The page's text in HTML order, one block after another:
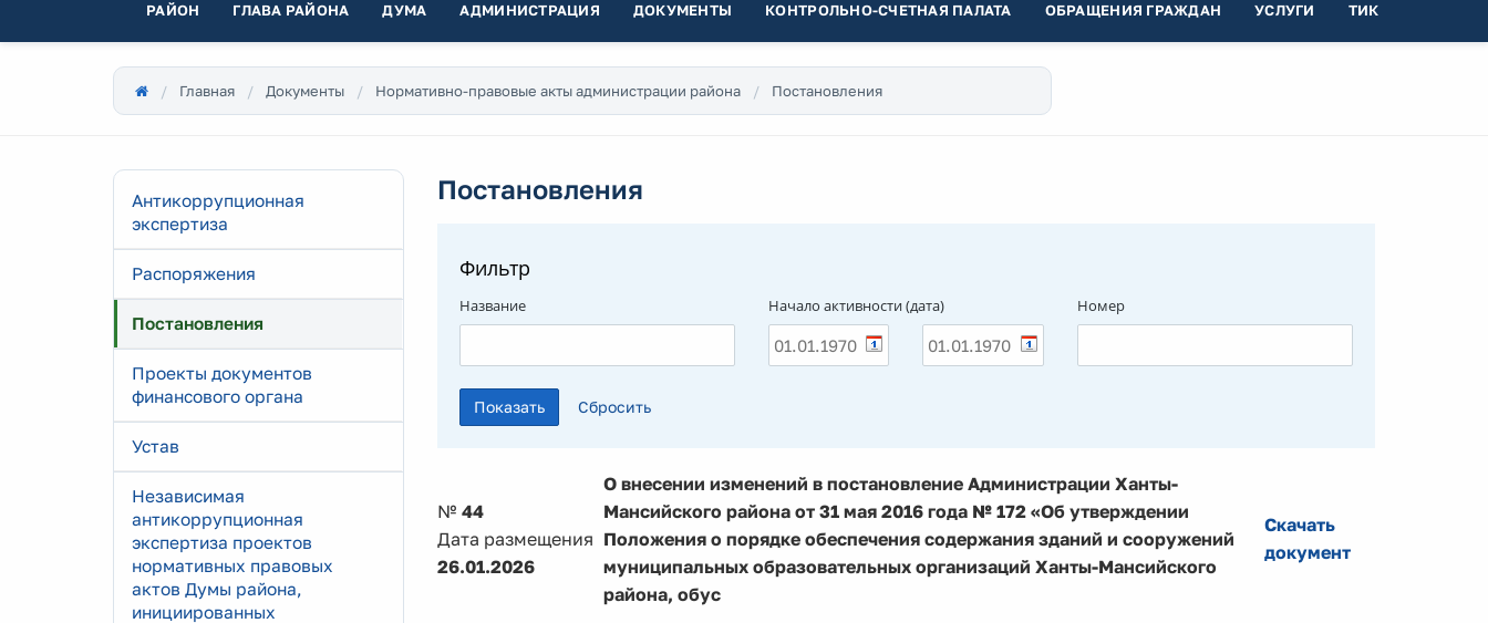
РАЙОН ГЛАВА РАЙОНА ДУМА АДМИНИСТРАЦИЯ ДОКУМЕНТЫ КОНТРОЛЬНО-СЧЕТНАЯ ПАЛАТА ОБРАЩЕНИЯ ГРАЖДАН УСЛУГИ ТИК
Главная Документы Нормативно-правовые акты администрации района Постановления
Антикоррупционная
экспертиза
Распоряжения
Постановления
Проекты документов
финансового органа
Устав
Независимая
антикоррупционная
экспертиза проектов
нормативных правовых
актов Думы района,
инициированных
Постановления
Фильтр
Название Начало активности (дата) Номер
№ 44
Дата размещения
26.01.2026
О внесении изменений в постановление Администрации Ханты-
Мансийского района от 31 мая 2016 года № 172 «Об утверждении
Положения о порядке обеспечения содержания зданий и сооружений
муниципальных образовательных организаций Ханты-Мансийского
района, обус
Скачать
документ